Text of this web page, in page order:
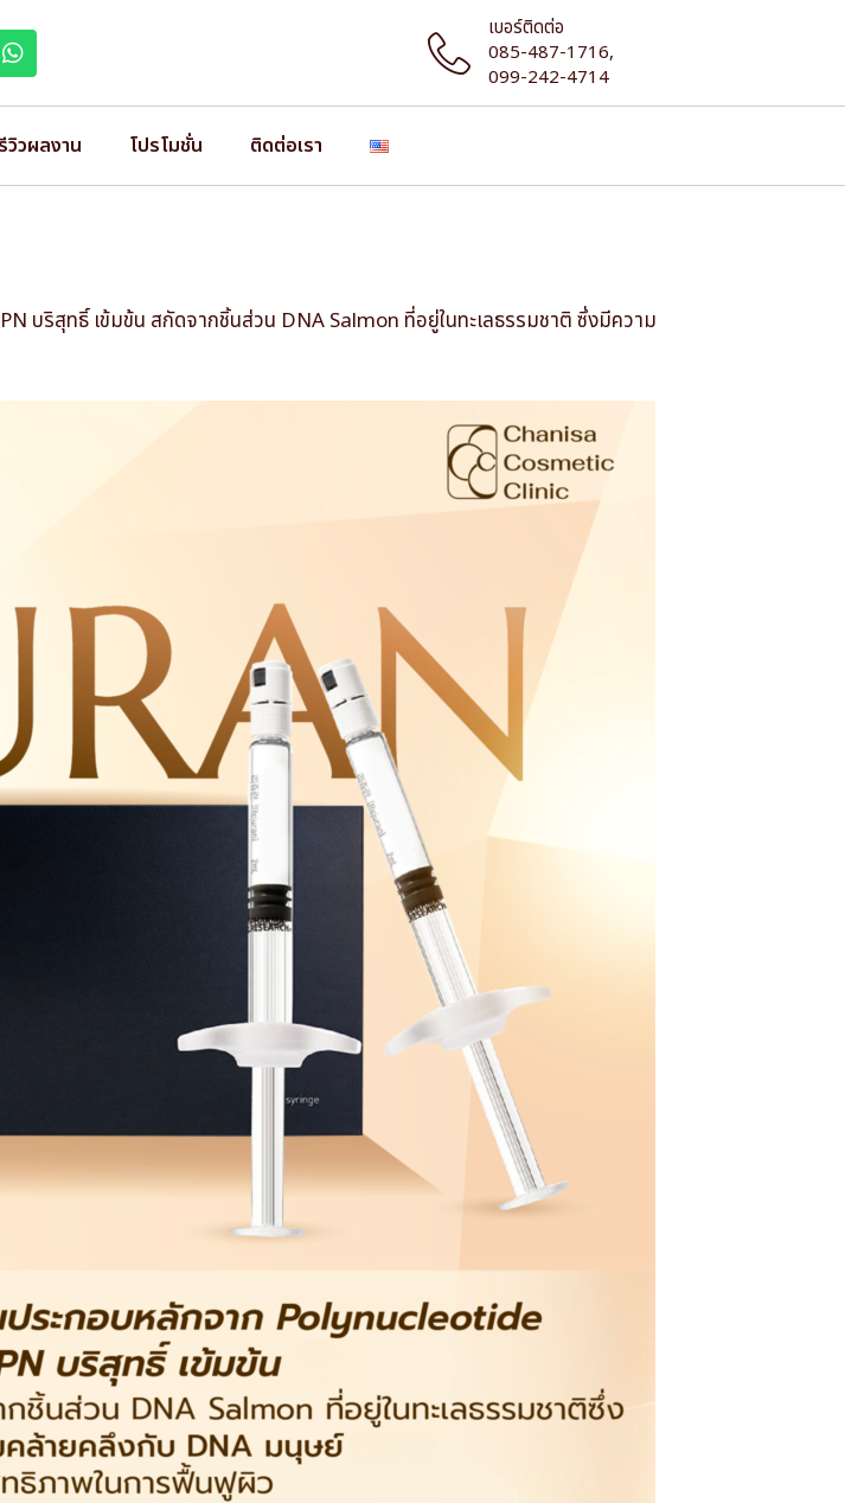
เบอร์ติดต่อ
085-487-1716,
099-242-4714
วิวผลงาน โปรโมชั่น ติดต่อเรา
ริสุทธิ์ เข้มข้น สกัดจากชิ้นส่วน DNA Salmon ที่อยู่ในทะเลธรรมชาติ ซึ่งมีความ